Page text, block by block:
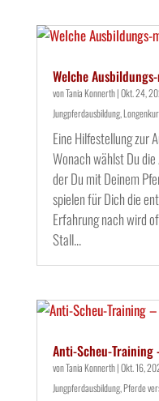
Welche
vonTania Konnerth|Okt. 24,
Jungpferdausbildung,
Eine Hilfestellung zur
Wonach wählst Du
der Du mit Deinem
spielen für Dich die
Erfahrung nach wird
Stall...
Anti-Scheu-
vonTania Konnerth|Okt. 16,
Jungpferdausbildung,Pferde